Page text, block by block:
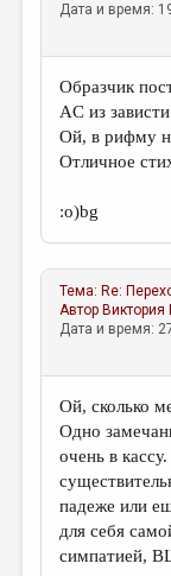
ЦИКЛЫ
ВКОНТАКТЕ
Дата и время:
Образчик
AC из
Ой, в рифму
Отличное
:о)bg
Тема: Re:
Автор
Дата и время:
Ой, сколько
Одно
очень в
падеже или
для себя
симпатией,